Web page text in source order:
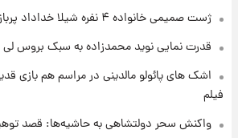
+ جدول
آغاز طرح جدید فروش
ژست صمیمی خانواده ۴ نفره شیلا خداداد پربازدید شد + عکس
قدرت نمایی نوید محمدزاده به سبک بروس
اشک های پائولو مالدینی در مراسم هم بازی
فیلم
واکنش سحر دولتشاهی به حاشیه‌ها: قصد